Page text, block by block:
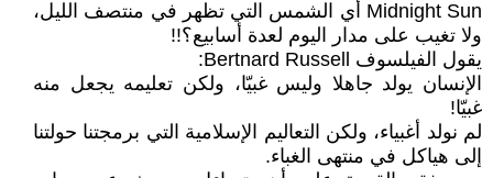
Midnight Sun أي الشمس التي تظهر في منتصف الليل،
ولا تغيب على مدار اليوم لعدة أسابيع؟!!
يقول الفيلسوف Bertnard Russell:
الإنسان يولد جاهلا وليس غبيّا، ولكن تعليمه يجعل منه
غبيّا!
لم نولد أغبياء، ولكن التعاليم الإسلامية التي برمجتنا حولتنا
إلى هياكل في منتهى الغباء.